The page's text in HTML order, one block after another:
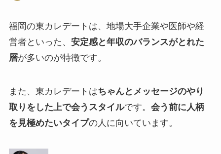
福岡の東カレデートは、地場大手企業や医師や経
営者といった、 安定感と年収のバランスがとれた
層が多いのが特徴です。
また、東カレデートはちゃんとメッセージのやり
取りをした上で会うスタイルです。 会う前に人柄
を見極めたいタイプの人に向いています。